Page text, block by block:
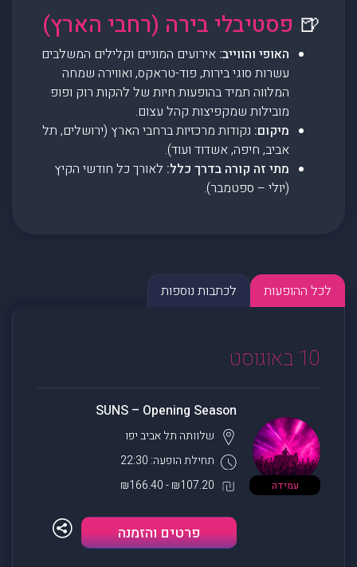
🍺 פסטיבלי בירה (רחבי הארץ)
האופי והווייב: אירועים המוניים וקלילים המשלבים
עשרות סוגי בירות, פוד-טראקס, ואווירה שמחה
המלווה תמיד בהופעות חיות של להקות רוק ופופ
מובילות שמקפיצות קהל עצום.
מיקום: נקודות מרכזיות ברחבי הארץ (ירושלים, תל
אביב, חיפה, אשדוד ועוד).
מתי זה קורה בדרך כלל: לאורך כל חודשי הקיץ
(יולי – ספטמבר).
לכל ההופעות לכתבות נוספות
10 באוגוסט
עמידה
SUNS – Opening Season
תחילת הופעה: 22:30
שלוותה תל אביב יפו
₪107.20 - ₪166.40
פרטים והזמנה